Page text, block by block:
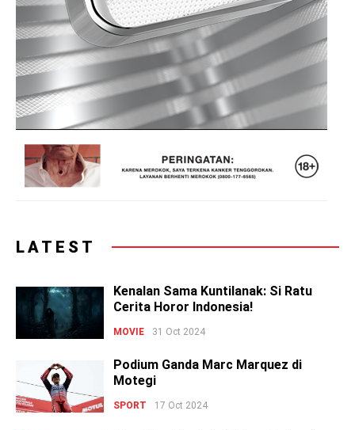
LATEST
Kenalan Sama Kuntilanak: Si Ratu
Cerita Horor Indonesia!
MOVIE 31 Oct 2024
Podium Ganda Marc Marquez di
Motegi
SPORT 17 Oct 2024